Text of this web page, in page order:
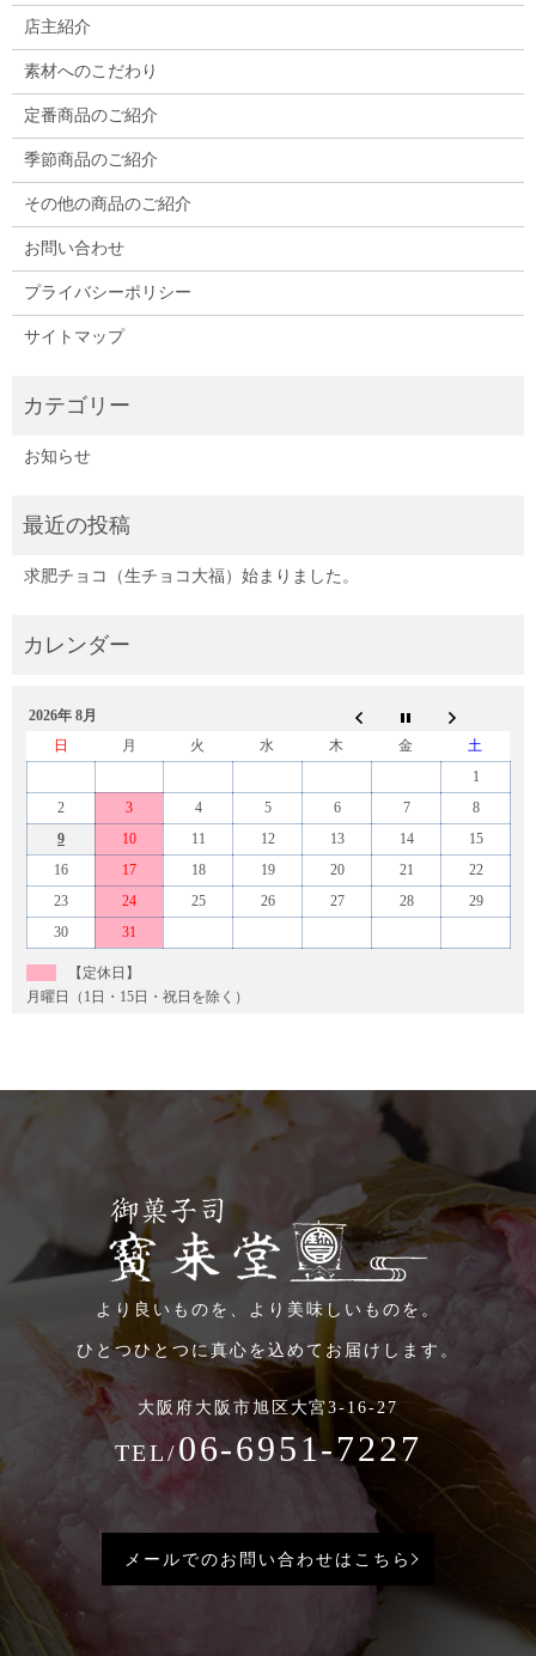
店主紹介
素材へのこだわり
定番商品のご紹介
季節商品のご紹介
その他の商品のご紹介
お問い合わせ
プライバシーポリシー
サイトマップ
お知らせ
求肥チョコ（生チョコ大福）始まりました。
2026年 8月
日
月 火 水 木 金
土
1
2
3 4 5 6 7
8
9
10 11 12 13 14
15
16
17 18 19 20 21
22
23
24 25 26 27 28
29
30
31
【定休日】
月曜日（1日・15日・祝日を除く）
より良いものを、より美味しいものを。
ひとつひとつに真心を込めてお届けします。
大阪府大阪市旭区大宮3-16-27
TEL/06-6951-7227
メールでのお問い合わせはこちら